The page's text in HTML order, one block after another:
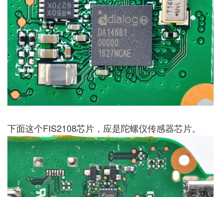
下面这个FIS2108芯片，应是陀螺仪传感器芯片。